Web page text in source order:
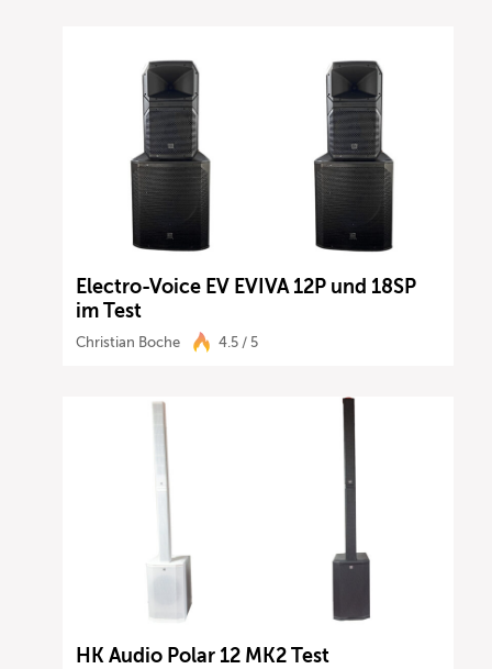
Electro-Voice EV EVIVA 12P und 18SP
im Test
Christian Boche 4.5 / 5
HK Audio Polar 12 MK2 Test